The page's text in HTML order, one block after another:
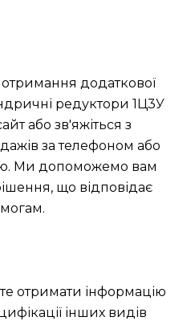
додаткової
редуктори 1Ц3У
або зв'яжіться з
за телефоном або
Ми допоможемо вам
що відповідає
отримати інформацію
інших видів